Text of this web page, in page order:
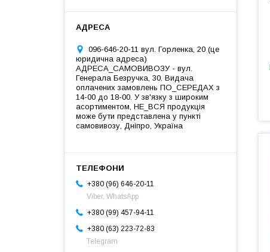
096-646-20-11 вул. Горленка, 20 (це
юридична адреса)
АДРЕСА_САМОВИВОЗУ - вул.
Генерала Безручка, 30. Видача
оплачених замовлень ПО_СЕРЕДАХ з
14-00 до 18-00. У зв'язку з широким
асортиментом, НЕ_ВСЯ продукція
може бути представлена у пункті
самовивозу, Дніпро, Україна
+380 (96) 646-20-11
Viber, WhatsApp
+380 (99) 457-94-11
+380 (63) 223-72-83
Telegram